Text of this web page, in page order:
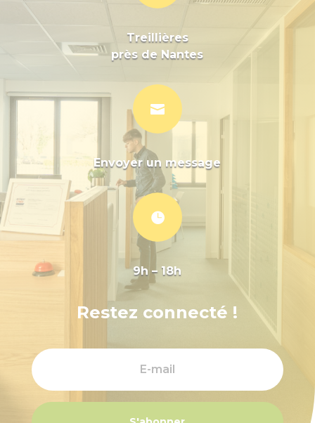
Treillières
près de Nantes

Envoyer un message

9h – 18h
Restez connecté !